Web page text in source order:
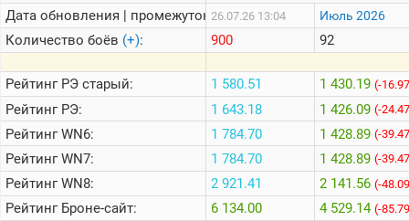
Информация
Онлайн
Цветовая
шкала
Теlegram
ВК
Портал
Мира
Дата обновления | промежуток:
Количество боёв (+):
РейтингРЭ старый:
РейтингРЭ:
РейтингWN6:
РейтингWN7:
РейтингWN8:
РейтингБроне-сайт:
26.07.26 13:04
900
1 580.51
1 643.18
1 784.70
1 784.70
2 921.41
6 134.00
Июль 2026
92
1 430.19 (-
1 426.09 (-
1 428.89 (-
1 428.89 (-
2 141.56 (-
4 529.14 (-